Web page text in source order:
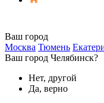
Ваш город
Москва Тюмень
Ваш город Челябинск?
Нет, другой
Да, верно